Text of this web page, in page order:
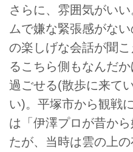
さらに、雰囲気がい
ムで嫌な緊張感がな
の楽しげな会話が聞
るこちら側もなんだ
過ごせる(散歩に来て
い)。平塚市から観戦
は「伊澤プロが昔か
たが、当時は雲の上